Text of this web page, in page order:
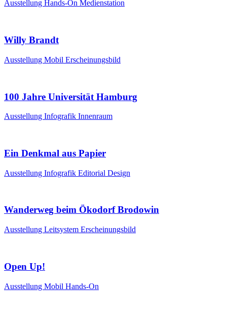
Ausstellung Hands-On Medienstation
Willy Brandt
Ausstellung Mobil Erscheinungsbild
100 Jahre Universität Hamburg
Ausstellung Infografik Innenraum
Ein Denkmal aus Papier
Ausstellung Infografik Editorial Design
Wanderweg beim Ökodorf Brodowin
Ausstellung Leitsystem Erscheinungsbild
Open Up!
Ausstellung Mobil Hands-On